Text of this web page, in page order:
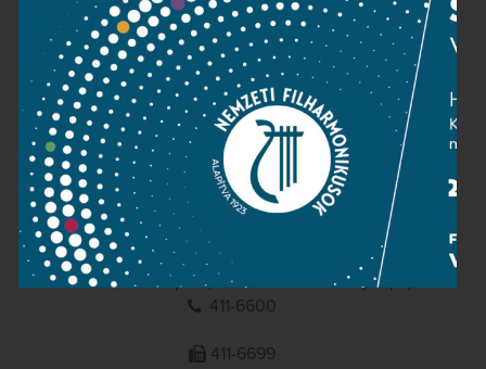
Impresszum
NEMZETI
FILHARMONIKUSOK
1095 Budapest, Komor Marcell u. 1. (Müpa)
411-6600
411-6699